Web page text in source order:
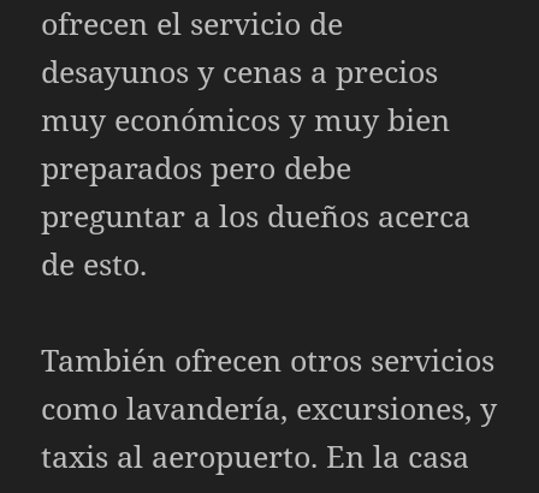
ofrecen el servicio de
desayunos y cenas a precios
muy económicos y muy bien
preparados pero debe
preguntar a los dueños acerca
de esto.
También ofrecen otros servicios
como lavandería, excursiones, y
taxis al aeropuerto. En la casa